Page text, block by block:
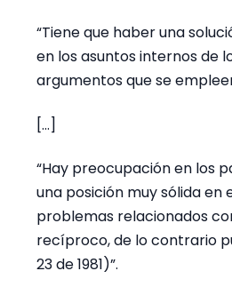
“Tiene que haber una
en los asuntos internos de
argumentos que se
[…]
“Hay preocupación en los
una posición muy sólida en
problemas relacionados
recíproco, de lo contrario
23 de 1981)”.